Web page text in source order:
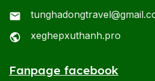
xeghepxuthanh.pro
Fanpage facebook